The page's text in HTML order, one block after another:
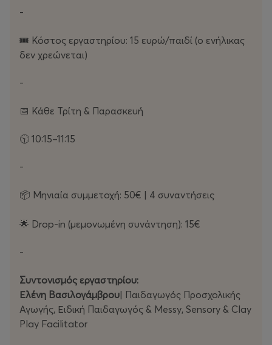
-
🎟️ Κόστος εργαστηρίου: 15 ευρώ/παιδί (ο ενήλικας
δεν χρεώνεται)
-
📅 Κάθε Τρίτη & Παρασκευή
🕥 10:15–11:15
-
📦 Μηνιαία συμμετοχή: 50€ | 4 συναντήσεις
🌟 Drop-in (μεμονωμένη συνάντηση): 15€
-
Συντονισμός εργαστηρίου:
Ελένη Βασιλογάμβρου| Παιδαγωγός Προσχολικής
Αγωγής, Ειδική Παιδαγωγός & Messy, Sensory & Clay
Play Facilitator